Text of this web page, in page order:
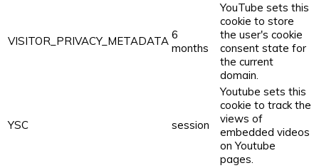
VISITOR_PRIVACY_METADATA 6
months
YouTube sets this
cookie to store
the user's cookie
consent state for
the current
domain.
YSC session
Youtube sets this
cookie to track the
views of
embedded videos
on Youtube
pages.